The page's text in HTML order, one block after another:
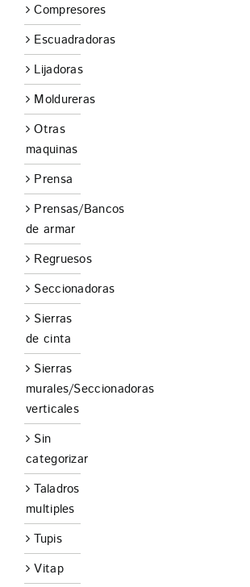
Compresores
Escuadradoras
Lijadoras
Moldureras
Otras
maquinas
Prensa
Prensas/Bancos
de armar
Regruesos
Seccionadoras
Sierras
de cinta
Sierras
murales/Seccionadoras
verticales
Sin
categorizar
Taladros
multiples
Tupis
Vitap